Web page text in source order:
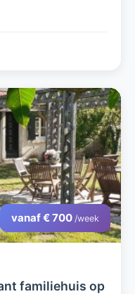
vanaf € 700 /week
familiehuis op